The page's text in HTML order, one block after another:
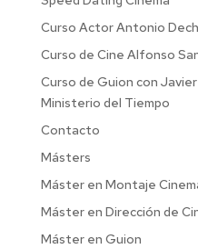
Curso Actor Antonio
Curso de Cine Alfonso
Curso de Guion con
Ministerio del Tiempo
Contacto
Másters
Máster en Montaje
Máster en Dirección de
Máster en Guion